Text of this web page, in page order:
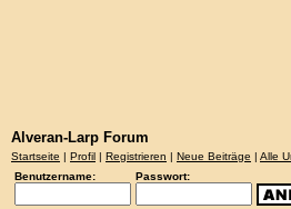
Alveran-Larp Forum
Startseite | Profil | Registrieren | Neue Beiträge | Alle
Benutzername:
Passwort: